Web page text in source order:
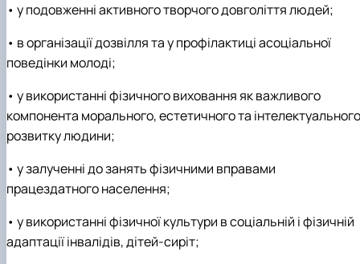
• у подовженні активного творчого довголіття людей;
• в організації дозвілля та у профілактиці асоціальної
поведінки молоді;
• у використанні фізичного виховання як важливого
компонента морального, естетичного та інтелектуального
розвитку людини;
• у залученні до занять фізичними вправами
працездатного населення;
• у використанні фізичної культури в соціальній і фізичній
адаптації інвалідів, дітей-сиріт;